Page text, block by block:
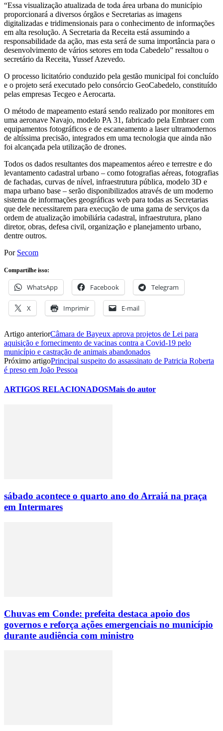
“Essa visualização atualizada de toda área urbana do município
proporcionará a diversos órgãos e Secretarias as imagens
digitalizadas e tridimensionais para o conhecimento de informações
em alta resolução. A Secretaria da Receita está assumindo a
responsabilidade da ação, mas esta será de suma importância para o
desenvolvimento de vários setores em toda Cabedelo” ressaltou o
secretário da Receita, Yussef Azevedo.
O processo licitatório conduzido pela gestão municipal foi concluído
e o projeto será executado pelo consórcio GeoCabedelo, constituído
pelas empresas Tecgeo e Aerocarta.
O método de mapeamento estará sendo realizado por monitores em
uma aeronave Navajo, modelo PA 31, fabricado pela Embraer com
equipamentos fotográficos e de escaneamento a laser ultramodernos
de altíssima precisão, integrados em uma tecnologia que ainda não
foi alcançada pela utilização de drones.
Todos os dados resultantes dos mapeamentos aéreo e terrestre e do
levantamento cadastral urbano – como fotografias aéreas, fotografias
de fachadas, curvas de nível, infraestrutura pública, modelo 3D e
mapa urbano base – serão disponibilizados através de um moderno
sistema de informações geográficas web para todas as Secretarias
que dele necessitarem para execução de uma gama de serviços da
ordem de atualização imobiliária cadastral, infraestrutura, plano
diretor, obras, defesa civil, organização e planejamento urbano,
dentre outros.
Por Secom
Compartilhe isso:
WhatsApp Facebook Telegram
X Imprimir E-mail
Artigo anteriorCâmara de Bayeux aprova projetos de Lei para
aquisição e fornecimento de vacinas contra a Covid-19 pelo
município e castração de animais abandonados
Próximo artigoPrincipal suspeito do assassinato de Patricia Roberta
é preso em João Pessoa
ARTIGOS RELACIONADOSMais do autor
sábado acontece o quarto ano do Arraiá na praça
em Intermares
Chuvas em Conde: prefeita destaca apoio dos
governos e reforça ações emergenciais no município
durante audiência com ministro